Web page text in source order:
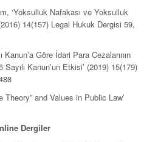
‘Yoksulluk Nafakası ve Yoksulluk
14(157) Legal Hukuk Dergisi 59,
Kanun’a Göre İdari Para Cezalarının
Kanun’un Etkisi’ (2019) 15(179)
Theory” and Values in Public Law’
Dergiler